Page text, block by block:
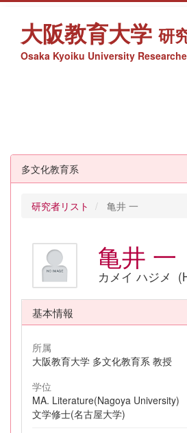
大阪教育大学 研
Osaka Kyoiku University
多文化教育系
研究者リスト 亀井 一
亀井 一
カメイ ハジメ
基本情報
所属
大阪教育大学 多文化教育系 教授
学位
MA. Literature(Nagoya University)
文学修士(名古屋大学)